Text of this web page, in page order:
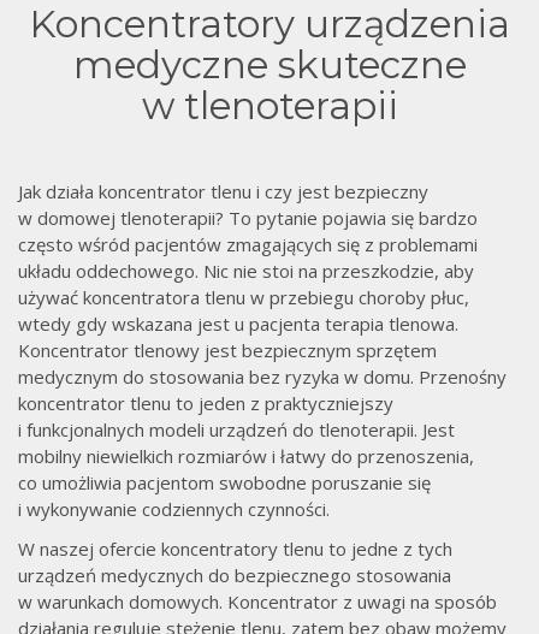
Koncentratory urządzenia
medyczne skuteczne
w tlenoterapii
Jak działa koncentrator tlenu i czy jest bezpieczny
w domowej tlenoterapii? To pytanie pojawia się bardzo
często wśród pacjentów zmagających się z problemami
układu oddechowego. Nic nie stoi na przeszkodzie, aby
używać koncentratora tlenu w przebiegu choroby płuc,
wtedy gdy wskazana jest u pacjenta terapia tlenowa.
Koncentrator tlenowy jest bezpiecznym sprzętem
medycznym do stosowania bez ryzyka w domu. Przenośny
koncentrator tlenu to jeden z praktyczniejszy
i funkcjonalnych modeli urządzeń do tlenoterapii. Jest
mobilny niewielkich rozmiarów i łatwy do przenoszenia,
co umożliwia pacjentom swobodne poruszanie się
i wykonywanie codziennych czynności.
W naszej ofercie koncentratory tlenu to jedne z tych
urządzeń medycznych do bezpiecznego stosowania
w warunkach domowych. Koncentrator z uwagi na sposób
działania reguluje stężenie tlenu, zatem bez obaw możemy